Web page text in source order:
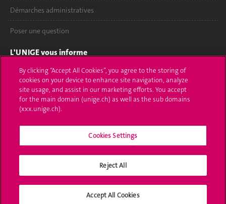
Démarches administratives
Poser une question
L'UNIGE vous informe
UNIGE Mobile
Médias
Offres d'emploi
Calendrier académique
Médias sociaux UNIGE
By clicking “Accept All Cookies”, you agree to the storing of
cookies on your device to enhance site navigation, analyze
site usage, and assist in our marketing efforts. You accept
for the main domain (unige.ch) as well as the sub domains
(xxx.unige.ch).
Cookies Settings
Reject All
Accept All Cookies